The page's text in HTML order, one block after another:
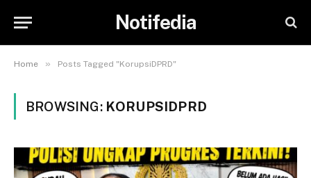
Notifedia
Home » Posts Tagged "KorupsiDPRD"
BROWSING: KORUPSIDPRD